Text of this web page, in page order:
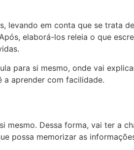
levando em conta que se trata
elaborá-los releia o que
para si mesmo, onde vai
a aprender com facilidade.
mesmo. Dessa forma, vai ter a
possa memorizar as